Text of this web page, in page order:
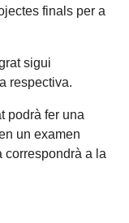
finals per a
sigui
respectiva.
podrà fer una
un examen
correspondrà a la